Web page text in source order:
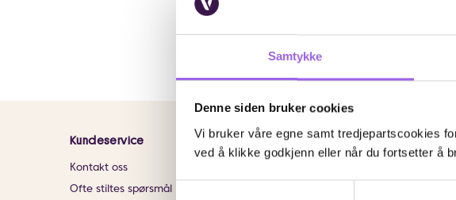
Samtykke
Denne siden bruker cookies
Vi bruker våre egne samt tredjepartscookies
ved å klikke godkjenn eller når du fortsetter å
Kundeservice
Kontakt oss
Ofte stiltes spørsmål
Informasjon